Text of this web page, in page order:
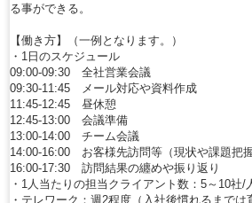
る事ができる。
【働き方】（一例となります。）
・1日のスケジュール
09:00-09:30 全社営業会議
09:30-11:45 メール対応や資料作成
11:45-12:45 昼休憩
12:45-13:00 会議準備
13:00-14:00 チーム会議
14:00-16:00 お客様先訪問等（現状や課題把
16:00-17:30 訪問結果の纏めや振り返り
・1人当たりの担当クライアント数：5～10社/
・テレワーク：週2程度（入社後慣れるまで